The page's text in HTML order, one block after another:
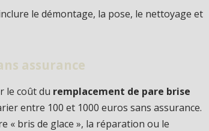
le démontage, la pose, le nettoyage et
assurance
le coût du remplacement de pare brise
entre 100 et 1000 euros sans assurance.
« bris de glace », la réparation ou le